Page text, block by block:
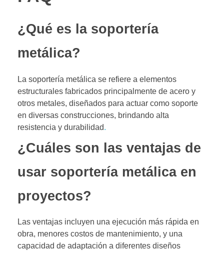
¿Qué es la soportería
metálica?
La soportería metálica se refiere a elementos
estructurales fabricados principalmente de acero y
otros metales, diseñados para actuar como soporte
en diversas construcciones, brindando alta
resistencia y durabilidad.
¿Cuáles son las ventajas de
usar soportería metálica en
proyectos?
Las ventajas incluyen una ejecución más rápida en
obra, menores costos de mantenimiento, y una
capacidad de adaptación a diferentes diseños